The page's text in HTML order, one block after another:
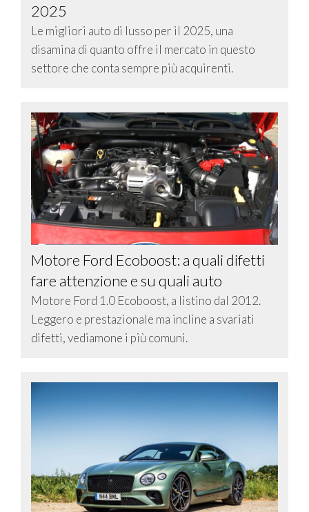
2025
Le migliori auto di lusso per il 2025, una
disamina di quanto offre il mercato in questo
settore che conta sempre più acquirenti.
Motore Ford Ecoboost: a quali difetti
fare attenzione e su quali auto
Motore Ford 1.0 Ecoboost, a listino dal 2012.
Leggero e prestazionale ma incline a svariati
difetti, vediamone i più comuni.